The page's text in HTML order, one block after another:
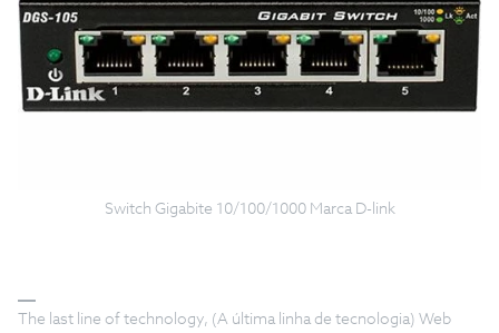
Switch Gigabite 10/100/1000 Marca D-link
The last line of technology, (A última linha de tecnologia) Web